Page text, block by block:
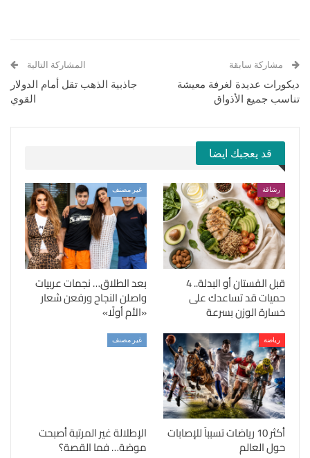
مشاركة سابقة
ديكورات عديدة لغرفة معيشة
تناسب جميع الأذواق
المشاركة التالية
جاذبية الذهب تقل أمام الدولار
القوي
قد يعجبك ايضا
رشاقة
قبل الفستان أو البدلة.. 4
حميات قد تساعدك على
خسارة الوزن بسرعة
غير مصنف
بعد الطلاق… نجمات عربيات
واصلن النجاح ورفعن شعار
«الأم أولًا»
رياضة
أكثر 10 رياضات تسبباً للإصابات
حول العالم
غير مصنف
الإطلالة غير المرتبة أصبحت
موضة… فما القصة؟